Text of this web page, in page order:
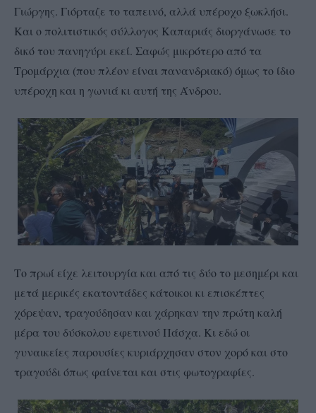
Γιώργης. Γιόρταζε το ταπεινό, αλλά υπέροχο ξωκλήσι.
Και ο πολιτιστικός σύλλογος Καπαριάς διοργάνωσε το
δικό του πανηγύρι εκεί. Σαφώς μικρότερο από τα
Τρομάρχια (που πλέον είναι πανανδριακό) όμως το ίδιο
υπέροχη και η γωνιά κι αυτή της Άνδρου.
Το πρωί είχε λειτουργία και από τις δύο το μεσημέρι και
μετά μερικές εκατοντάδες κάτοικοι κι επισκέπτες
χόρεψαν, τραγούδησαν και χάρηκαν την πρώτη καλή
μέρα του δύσκολου εφετινού Πάσχα. Κι εδώ οι
γυναικείες παρουσίες κυριάρχησαν στον χορό και στο
τραγούδι όπως φαίνεται και στις φωτογραφίες.